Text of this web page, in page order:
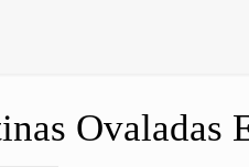
Ovaladas